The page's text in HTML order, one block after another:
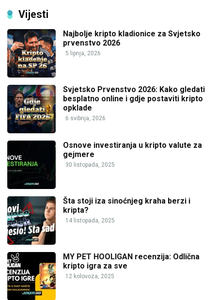
Vijesti
Najbolje kripto kladionice za Svjetsko
prvenstvo 2026
5 lipnja, 2026
Svjetsko Prvenstvo 2026: Kako gledati
besplatno online i gdje postaviti kripto
opklade
6 svibnja, 2026
Osnove investiranja u kripto valute za
gejmere
30 listopada, 2025
Šta stoji iza sinoćnjeg kraha berzi i
kripta?
14 listopada, 2025
MY PET HOOLIGAN recenzija: Odlična
kripto igra za sve
12 kolovoza, 2025